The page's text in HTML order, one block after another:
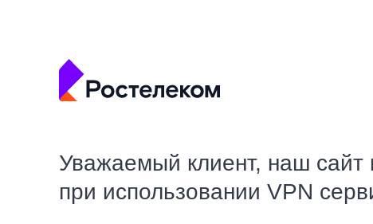
Уважаемый клиент, наш сайт
при использовании VPN